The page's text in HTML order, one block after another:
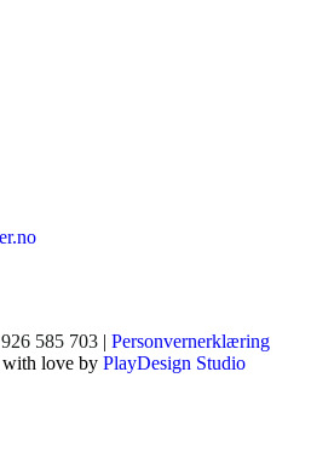
926 585 703 | Personvernerklæring
love by PlayDesign Studio